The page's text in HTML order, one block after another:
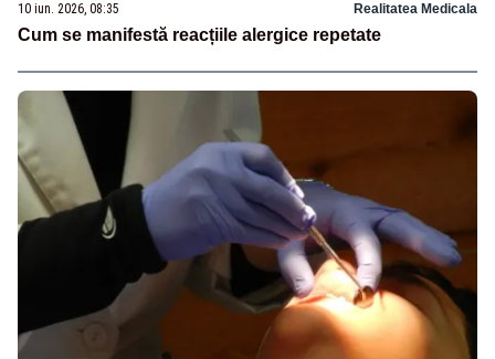
10 iun. 2026, 08:35 Realitatea Medicala
Cum se manifestă reacțiile alergice repetate